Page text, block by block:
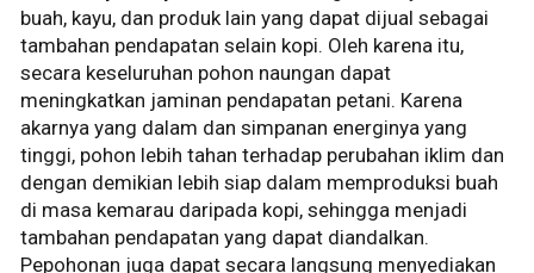
buah, kayu, dan produk lain yang dapat dijual sebagai
tambahan pendapatan selain kopi. Oleh karena itu,
secara keseluruhan pohon naungan dapat
meningkatkan jaminan pendapatan petani. Karena
akarnya yang dalam dan simpanan energinya yang
tinggi, pohon lebih tahan terhadap perubahan iklim dan
dengan demikian lebih siap dalam memproduksi buah
di masa kemarau daripada kopi, sehingga menjadi
tambahan pendapatan yang dapat diandalkan.
Pepohonan juga dapat secara langsung menyediakan